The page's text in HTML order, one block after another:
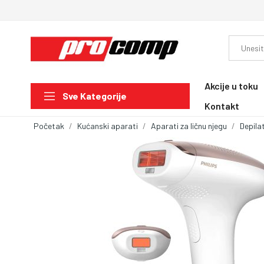
Sve Kategorije
Akcije u toku
Kontakt
Početak Kućanski aparati Aparati za ličnu njegu